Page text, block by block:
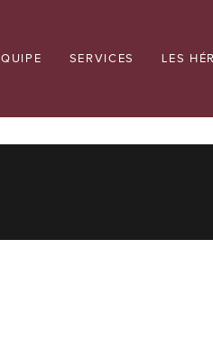
SERVICES LES